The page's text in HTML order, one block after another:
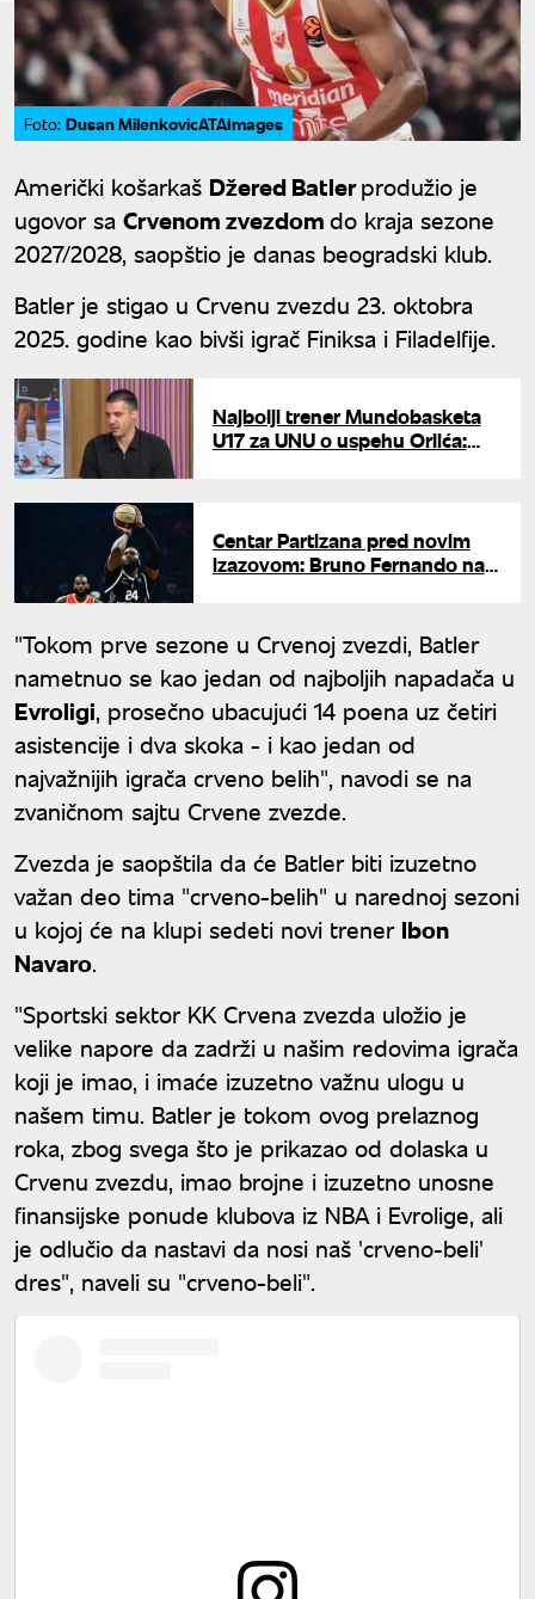
Foto: Dusan MilenkovicATAImages
Američki košarkaš Džered Batlerprodužio je
ugovor sa Crvenom zvezdomdo kraja sezone
2027/2028, saopštio je danas beogradski klub.
Batler je stigao u Crvenu zvezdu 23. oktobra
2025. godine kao bivši igrač Finiksa i Filadelfije.
Najbolji trener Mundobasketa
U17 za UNU o uspehu Orlića:
Centar Partizana pred novim
izazovom: Bruno Fernando na
"Tokom prve sezone u Crvenoj zvezdi, Batler
nametnuo se kao jedan od najboljih napadača u
Evroligi, prosečno ubacujući 14 poena uz četiri
asistencije i dva skoka - i kao jedan od
najvažnijih igrača crveno belih", navodi se na
zvaničnom sajtu Crvene zvezde.
Zvezda je saopštila da će Batler biti izuzetno
važan deo tima "crveno-belih" u narednoj sezoni
u kojoj će na klupi sedeti novi trener Ibon
Navaro.
"Sportski sektor KK Crvena zvezda uložio je
velike napore da zadrži u našim redovima igrača
koji je imao, i imaće izuzetno važnu ulogu u
našem timu. Batler je tokom ovog prelaznog
roka, zbog svega što je prikazao od dolaska u
Crvenu zvezdu, imao brojne i izuzetno unosne
finansijske ponude klubova iz NBA i Evrolige, ali
je odlučio da nastavi da nosi naš 'crveno-beli'
dres", naveli su "crveno-beli".